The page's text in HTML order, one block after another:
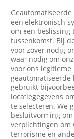
een elektronisch
om een beslissing
tussenkomst. Bij
voor zover nodig
waar nodig om
voor ons legitieme
geautomatiseerde
gebruikt
locatiegegevens
te selecteren. We
besluitvorming
verplichtingen om
terrorisme en